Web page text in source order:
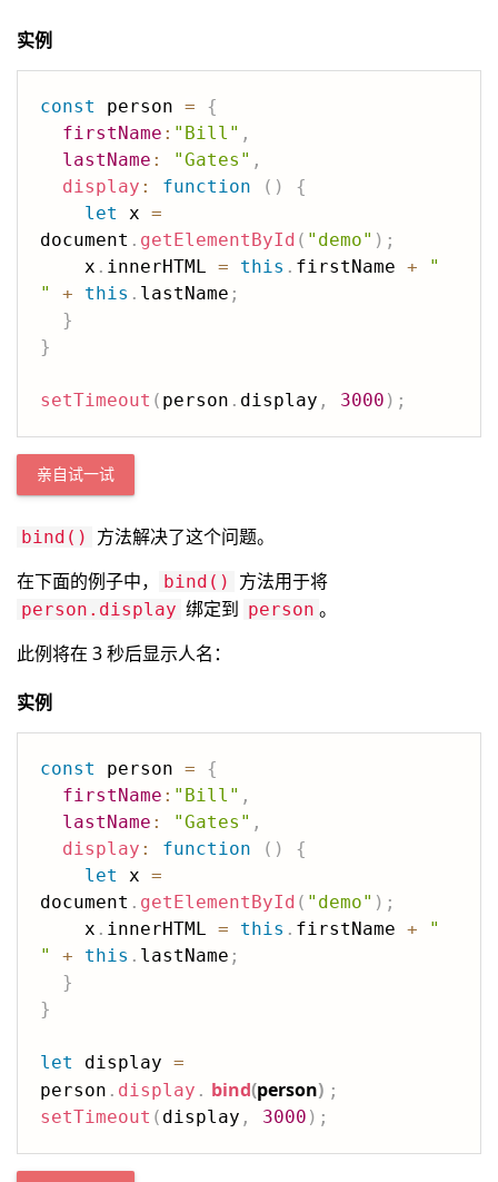
实例
const person =
{
firstName : "Bill" ,
lastName : "Gates" ,
display : function ( )
{
let
x =
document . getElementById ( "demo" ) ;
    x
. innerHTML = this . firstName +
"
"
+ this . lastName ;
}
}
setTimeout ( person . display , 3000 ) ;
亲自试一试
bind()
方法解决了这个问题。
在下面的例子中，
bind() 方法用于将
person.display 绑定到 person 。
此例将在 3 秒后显示人名：
实例
const person =
{
firstName : "Bill" ,
lastName : "Gates" ,
display : function ( )
{
let
x =
document . getElementById ( "demo" ) ;
    x
. innerHTML = this . firstName +
"
"
+ this . lastName ;
}
}
let display =
person . display . bind(person) ;
setTimeout ( display , 3000 ) ;